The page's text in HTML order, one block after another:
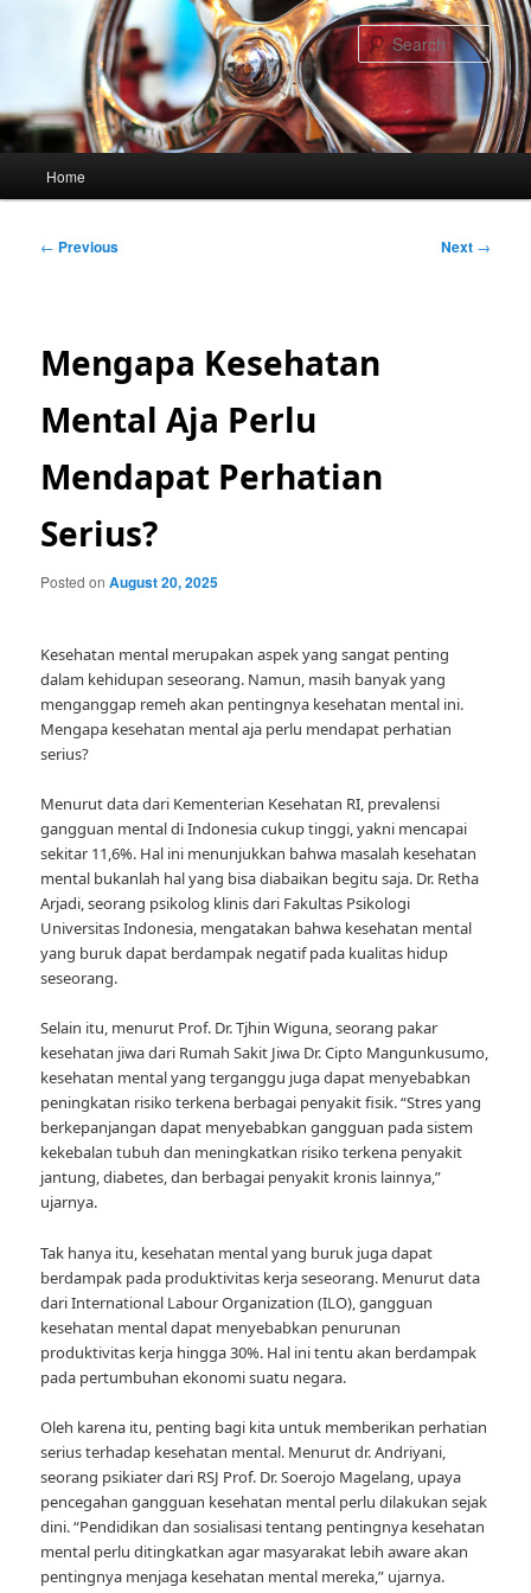
Home
Post
← Previous Next →
Mengapa Kesehatan
Mental Aja Perlu
Mendapat Perhatian
Serius?
Posted onAugust 20, 2025
Kesehatan mental merupakan aspek yang sangat penting
dalam kehidupan seseorang. Namun, masih banyak yang
menganggap remeh akan pentingnya kesehatan mental ini.
Mengapa kesehatan mental aja perlu mendapat perhatian
serius?
Menurut data dari Kementerian Kesehatan RI, prevalensi
gangguan mental di Indonesia cukup tinggi, yakni mencapai
sekitar 11,6%. Hal ini menunjukkan bahwa masalah kesehatan
mental bukanlah hal yang bisa diabaikan begitu saja. Dr. Retha
Arjadi, seorang psikolog klinis dari Fakultas Psikologi
Universitas Indonesia, mengatakan bahwa kesehatan mental
yang buruk dapat berdampak negatif pada kualitas hidup
seseorang.
Selain itu, menurut Prof. Dr. Tjhin Wiguna, seorang pakar
kesehatan jiwa dari Rumah Sakit Jiwa Dr. Cipto Mangunkusumo,
kesehatan mental yang terganggu juga dapat menyebabkan
peningkatan risiko terkena berbagai penyakit fisik. “Stres yang
berkepanjangan dapat menyebabkan gangguan pada sistem
kekebalan tubuh dan meningkatkan risiko terkena penyakit
jantung, diabetes, dan berbagai penyakit kronis lainnya,”
ujarnya.
Tak hanya itu, kesehatan mental yang buruk juga dapat
berdampak pada produktivitas kerja seseorang. Menurut data
dari International Labour Organization (ILO), gangguan
kesehatan mental dapat menyebabkan penurunan
produktivitas kerja hingga 30%. Hal ini tentu akan berdampak
pada pertumbuhan ekonomi suatu negara.
Oleh karena itu, penting bagi kita untuk memberikan perhatian
serius terhadap kesehatan mental. Menurut dr. Andriyani,
seorang psikiater dari RSJ Prof. Dr. Soerojo Magelang, upaya
pencegahan gangguan kesehatan mental perlu dilakukan sejak
dini. “Pendidikan dan sosialisasi tentang pentingnya kesehatan
mental perlu ditingkatkan agar masyarakat lebih aware akan
pentingnya menjaga kesehatan mental mereka,” ujarnya.